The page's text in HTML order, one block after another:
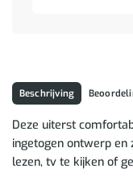
Beschrijving
Deze uiterst
ingetogen ontwerp
lezen, tv te kijken of